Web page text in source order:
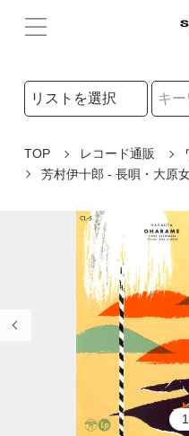
検索リストの選択
TOP レコード通販
芳村伊十郎 - 長唄・大原